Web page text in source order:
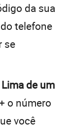
da sua
telefone
se
de um
o número
você